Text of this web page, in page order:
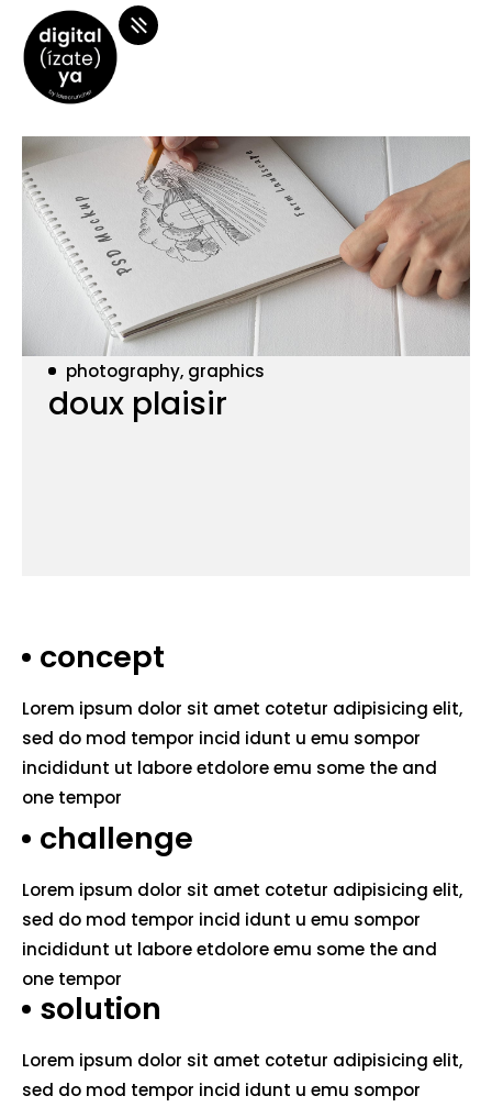
photography, graphics
doux plaisir
concept
Lorem ipsum dolor sit amet cotetur adipisicing elit,
sed do mod tempor incid idunt u emu sompor
incididunt ut labore etdolore emu some the and
one tempor
challenge
Lorem ipsum dolor sit amet cotetur adipisicing elit,
sed do mod tempor incid idunt u emu sompor
incididunt ut labore etdolore emu some the and
one tempor
solution
Lorem ipsum dolor sit amet cotetur adipisicing elit,
sed do mod tempor incid idunt u emu sompor